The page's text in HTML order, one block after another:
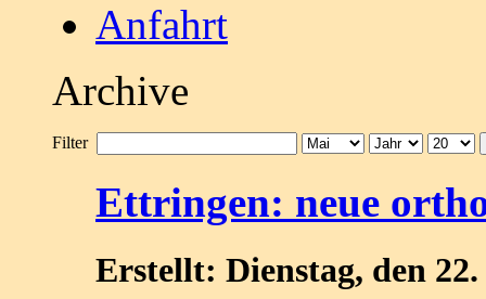
Anfahrt
Archive
Filter
Ettringen: neue
Erstellt: Dienstag, den